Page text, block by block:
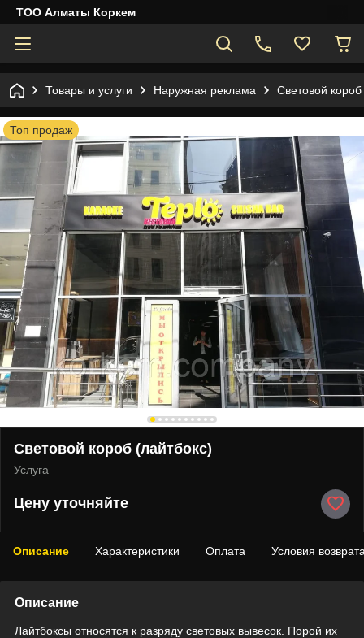
ТОО Алматы Коркем
Товары и услуги Наружная реклама Световой
Топ продаж
Световой короб (лайтбокс)
Услуга
Цену уточняйте
Описание Характеристики Оплата Условия
Описание
Лайтбоксы относятся к разряду световых вывесок. Порой их